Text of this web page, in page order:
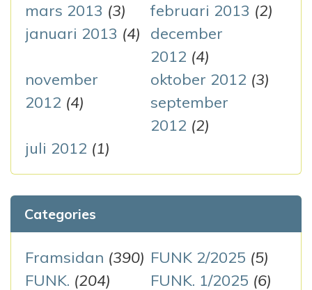
mars 2013 (3) februari 2013 (2)
januari 2013 (4)
december
2012 (4)
november
2012 (4)
oktober 2012 (3)
september
2012 (2)
juli 2012 (1)
Categories
Framsidan (390) FUNK 2/2025 (5)
FUNK. (204) FUNK. 1/2025 (6)